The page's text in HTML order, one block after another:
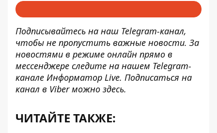
Подписывайтесь на наш Telegram-канал,
чтобы не пропустить важные новости. За
новостями в режиме онлайн прямо в
мессенджере следите на нашем Telegram-
канале Информатор Live. Подписаться на
канал в Viber можно здесь.
ЧИТАЙТЕ ТАКЖЕ: